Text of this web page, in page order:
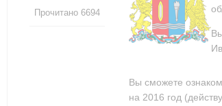
Вы сможете
на 2016 год
Прочитано 6694